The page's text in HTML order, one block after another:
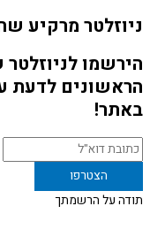
מרקיע
לניוזלטר
לדעת על
על הרשמתך